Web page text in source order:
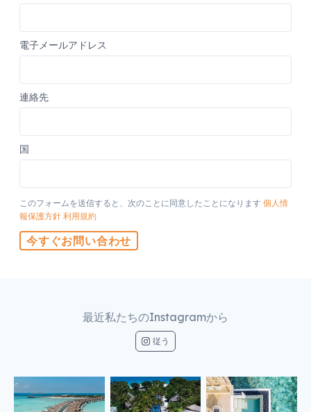
電子メールアドレス
連絡先
国
このフォームを送信すると、次のことに同意したことになります 個人情
報保護方針 利用規約
今すぐお問い合わせ
最近私たちのInstagramから
従う